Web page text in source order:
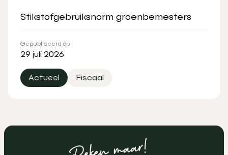
Stikstofgebruiksnorm groenbemesters
Gepubliceerd op
29 juli 2026
Actueel Fiscaal